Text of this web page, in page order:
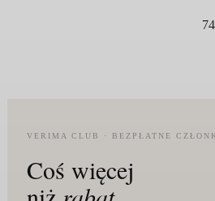
VERIMA CLUB · BEZPŁATNE
Coś więcej